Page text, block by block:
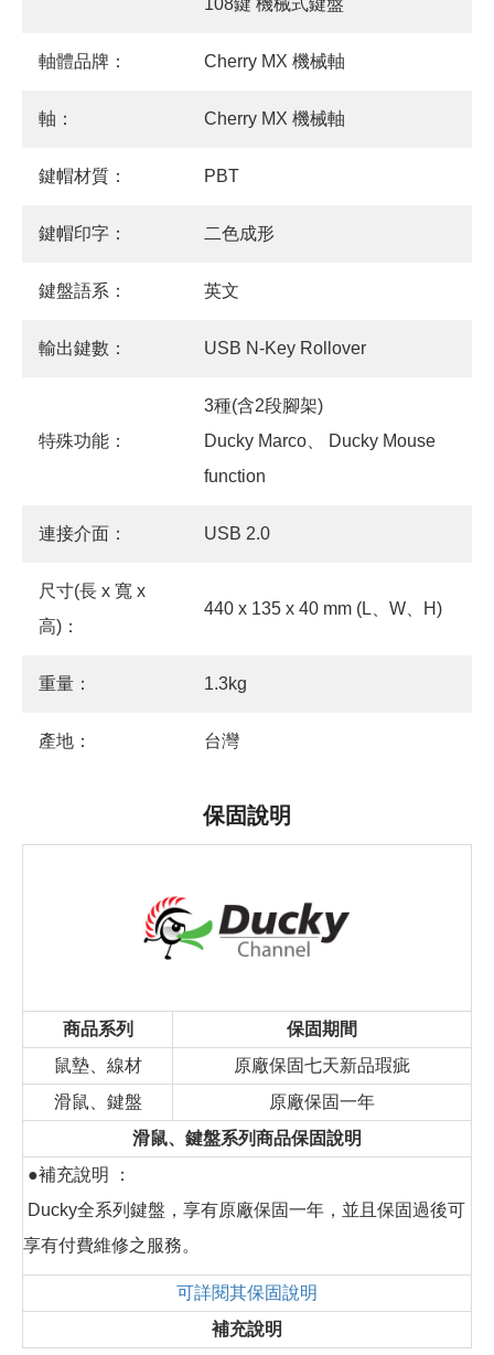
108鍵 機械式鍵盤
軸體品牌： Cherry MX 機械軸
軸： Cherry MX 機械軸
鍵帽材質： PBT
鍵帽印字： 二色成形
鍵盤語系： 英文
輸出鍵數： USB N-Key Rollover
特殊功能：
3種(含2段腳架)
Ducky Marco、 Ducky Mouse
function
連接介面： USB 2.0
尺寸(長 x 寬 x
高)：
440 x 135 x 40 mm (L、W、H)
重量： 1.3kg
產地： 台灣
保固說明
商品系列
保固期間
鼠墊、線材
原廠保固七天新品瑕疵
滑鼠、鍵盤
原廠保固一年
滑鼠、鍵盤系列商品保固說明
●補充說明 ：
Ducky全系列鍵盤，享有原廠保固一年，並且保固過後可
享有付費維修之服務。
可詳閱其保固說明
補充說明